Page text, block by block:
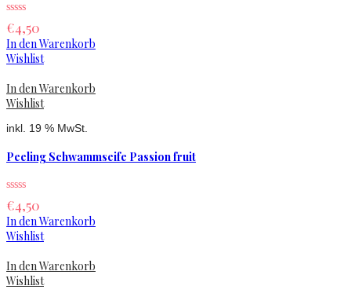
€4,50
In den Warenkorb
Wishlist
In den Warenkorb
Wishlist
inkl. 19 % MwSt.
Peeling Schwammseife Passion fruit
€4,50
In den Warenkorb
Wishlist
In den Warenkorb
Wishlist